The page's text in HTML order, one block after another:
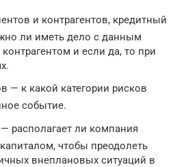
и контрагентов, кредитный
ли иметь дело с данным
и если да, то при
— к какой категории рисков
событие.
располагает ли компания
чтобы преодолеть
внеплановых ситуаций в